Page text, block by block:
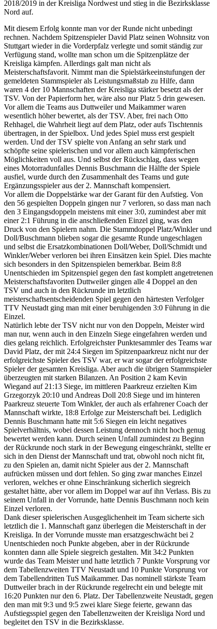
2018/2019 in der Kreisliga Nordwest und stieg in die Bezirksklasse
Nord auf.
Mit diesem Erfolg konnte man vor der Runde nicht unbedingt
rechnen. Nachdem Spitzenspieler David Platz seinen Wohnsitz von
Stuttgart wieder in die Vorderpfalz verlegte und somit ständig zur
Verfügung stand, wollte man schon um die Spitzenplätze der
Kreisliga kämpfen. Allerdings galt man nicht als
Meisterschaftsfavorit. Nimmt man die Spielstärkeeinstufungen der
gemeldeten Stammspieler als Leistungsmaßstab zu Hilfe, dann
waren 4 der 10 Mannschaften der Kreisliga stärker besetzt als der
TSV. Von der Papierform her, wäre also nur Platz 5 drin gewesen.
Vor allem die Teams aus Duttweiler und Maikammer waren
wesentlich höher bewertet, als der TSV. Aber, frei nach Otto
Rehhagel, die Wahrheit liegt auf dem Platz, oder aufs Tischtennis
übertragen, in der Spielbox. Und jedes Spiel muss erst gespielt
werden. Und der TSV spielte von Anfang an sehr stark und
schöpfte seine spielerischen und vor allem auch kämpferischen
Möglichkeiten voll aus. Und selbst der Rückschlag, dass wegen
eines Motorradunfalles Dennis Buschmann die Hälfte der Spiele
ausfiel, wurde durch den Zusammenhalt des Teams und gute
Ergänzungsspieler aus der 2. Mannschaft kompensiert.
Vor allem die Doppelstärke war der Garant für den Aufstieg. Von
den 56 gespielten Doppeln gingen nur 7 verloren, so dass man nach
den 3 Eingangsdoppeln meistens mit einer 3:0, zumindest aber mit
einer 2:1 Führung in die anschließenden Einzel ging, was den
Druck von den Spielern nahm. Die Stammdoppel Platz/Winkler und
Doll/Buschmann blieben sogar die gesamte Runde ungeschlagen
und selbst die Ersatzkombinationen Doll/Weber, Doll/Schmidt und
Winkler/Weber verloren bei ihren Einsätzen kein Spiel. Dies machte
sich besonders in den Spitzenspielen bemerkbar. Beim 8:8
Unentschieden im Spitzenspiel gegen den fast komplett angetretenen
Meisterschaftsfavoriten Duttweiler gingen alle 4 Doppel an den
TSV und auch in den Rückrunde im letztlich
meisterschaftsentscheidenden Spiel gegen den härtesten Verfolger
TTV Neustadt ging man mit einer beruhigenden 3:0 Führung in die
Einzel.
Natürlich lebte der TSV nicht nur von den Doppeln, Meister wird
man nur, wenn auch in den Einzeln Siege eingefahren werden und
dies gelang reichlich. Erfolgreichster Punktesammler des Teams war
David Platz, der mit 24:4 Siegen im Spitzenpaarkreuz nicht nur der
erfolgreichste Spieler des TSV war, er war sogar der erfolgreichste
Spieler der gesamten Kreisliga. Aber auch die übrigen Stammspieler
überzeugten mit starken Bilanzen. An Position 2 kam Kevin
Wiegand auf 21:13 Siege, im mittleren Paarkreuz erzielten Kim
Grzegorzyk 20:10 und Andreas Doll 20:8 Siege und im hinteren
Paarkreuz steuerte Tom Winkler, der auch als erfahrener Coach der
Mannschaft wirkte, 18:8 Erfolge zur Meisterschaft bei. Lediglich
Dennis Buschmann hatte mit 5:6 Siegen ein leicht negatives
Spielverhältnis, wobei dessen Leistung dennoch nicht hoch genug
bewertet werden kann. Durch seinen Unfall zumindest zu Beginn
der Rückrunde noch stark in der Bewegung eingeschränkt, stellte er
sich in den Dienst der Mannschaft und trat, obwohl noch nicht fit,
zu den Spielen an, damit nicht Spieler aus der 2. Mannschaft
aufrücken müssen und dort fehlen. So ging zwar manches Einzel
verloren, welches er ohne Einschränkung sicherlich siegreich
gestaltet hätte, aber vor allem im Doppel war auf ihn Verlass. Bis zu
seinem Unfall in der Vorrunde, hatte Dennis Buschmann noch kein
Einzel verloren.
Dank dieser spielerischen Ausgeglichenheit im Team sicherte sich
letztlich die 1. Mannschaft ganz überlegen die Meisterschaft in der
Kreisliga. In der Vorrunde musste man ersatzgeschwächt bei 2
Unentschieden noch Punkte abgeben, aber in der Rückrunde
konnten dann alle Spiele siegreich gestalten. Mit 34:2 Punkten
wurde das Team Meister und hatte letztlich 7 Punkte Vorsprung vor
dem Tabellenzweiten TTV Neustadt und 10 Punkte Vorsprung vor
dem Tabellendritten TuS Maikammer. Das nominell stärkste Team
Duttweiler brach in der Rückrunde regelrecht ein und belegte mit
16:20 Punkten nur den 6. Platz. Der Tabellenzweite Neustadt, gegen
den man mit 9:3 und 9:5 zwei klare Siege feierte, gewann das
Aufstiegsspiel gegen den Tabellenzweiten der Kreisliga Nord und
begleitet den TSV in die Bezirksklasse.